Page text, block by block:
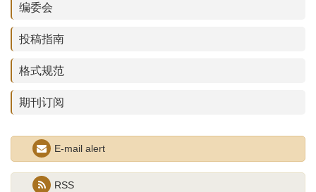
编委会
投稿指南
格式规范
期刊订阅
E-mail alert
RSS
“数智时代的流动性与具身传播”学术研讨会征稿启事